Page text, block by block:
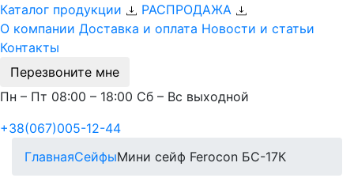
Каталог продукции
РАСПРОДАЖА
О компании Доставка и оплата Новости и статьи
Контакты
Перезвоните мне
Пн – Пт 08:00 – 18:00 Сб – Вс выходной
+38(067)005-12-44
ГлавнаяСейфыМини сейф Ferocon БС-17К